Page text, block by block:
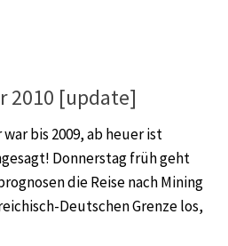
2010 [update]
bis 2009, ab heuer ist
Donnerstag früh geht
die Reise nach Mining
Deutschen Grenze los,